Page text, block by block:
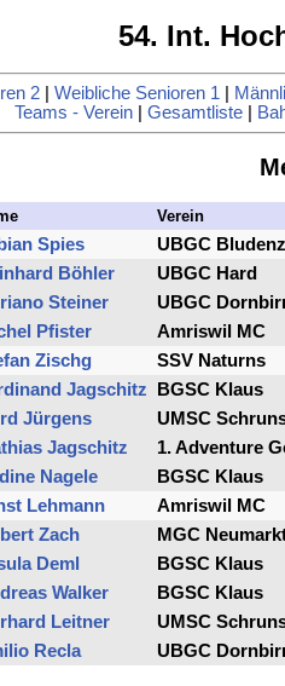
54. Int.
2 Weibliche Senioren 1
Teams - Verein
Gesamtliste
Verein
Spies
UBGC Bludenz
Böhler
UBGC Hard
Steiner
UBGC
Pfister
Amriswil MC
Zischg
SSV Naturns
Jagschitz
BGSC Klaus
Jürgens
UMSC
Jagschitz
1. Adventure
Nagele
BGSC Klaus
Lehmann
Amriswil MC
Zach
MGC
Deml
BGSC Klaus
Walker
BGSC Klaus
Leitner
UMSC
Recla
UBGC